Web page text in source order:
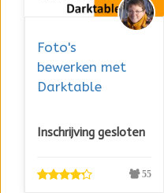
Foto's
bewerken met
Darktable
Inschrijving gesloten
55